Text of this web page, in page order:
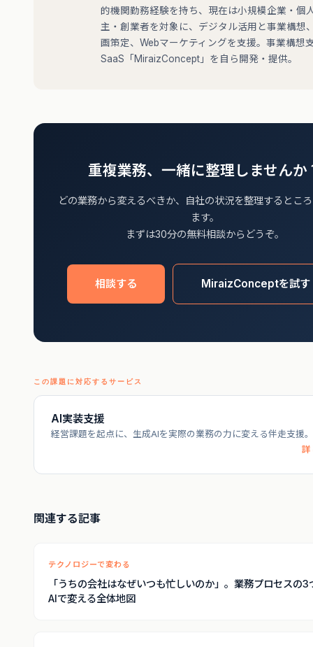
的機関勤務経験を持ち、現在は小規模企業・個
主・創業者を対象に、デジタル活用と事業構想
画策定、Webマーケティングを支援。事業構想
SaaS「MiraizConcept」を自ら開発・提供。
重複業務、一緒に整理しませんか
どの業務から変えるべきか、自社の状況を整理するとこ
ます。
まずは30分の無料相談からどうぞ。
相談する MiraizConceptを試す
この課題に対応するサービス
AI実装支援
経営課題を起点に、生成AIを実際の業務の力に変える伴走支援。
関連する記事
テクノロジーで変わる
「うちの会社はなぜいつも忙しいのか」。業務プロセスの3
AIで変える全体地図